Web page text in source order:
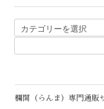
欄間（らんま）専門通販